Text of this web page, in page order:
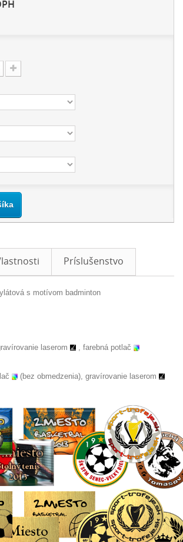
Príslušenstvo
s motívom badminton
laserom , farebná potlač
(bez obmedzenia), gravírovanie laserom